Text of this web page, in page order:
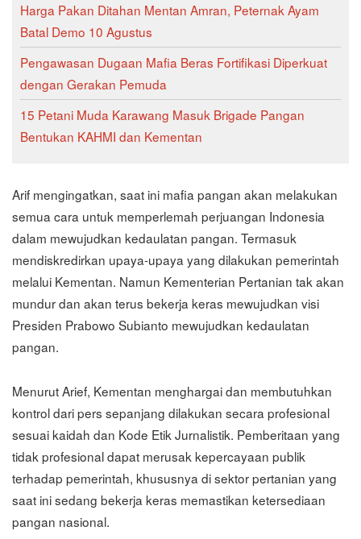
Harga Pakan Ditahan Mentan Amran, Peternak Ayam
Batal Demo 10 Agustus
Pengawasan Dugaan Mafia Beras Fortifikasi Diperkuat
dengan Gerakan Pemuda
15 Petani Muda Karawang Masuk Brigade Pangan
Bentukan KAHMI dan Kementan
Arif mengingatkan, saat ini mafia pangan akan melakukan
semua cara untuk memperlemah perjuangan Indonesia
dalam mewujudkan kedaulatan pangan. Termasuk
mendiskredirkan upaya-upaya yang dilakukan pemerintah
melalui Kementan. Namun Kementerian Pertanian tak akan
mundur dan akan terus bekerja keras mewujudkan visi
Presiden Prabowo Subianto mewujudkan kedaulatan
pangan.
Menurut Arief, Kementan menghargai dan membutuhkan
kontrol dari pers sepanjang dilakukan secara profesional
sesuai kaidah dan Kode Etik Jurnalistik. Pemberitaan yang
tidak profesional dapat merusak kepercayaan publik
terhadap pemerintah, khususnya di sektor pertanian yang
saat ini sedang bekerja keras memastikan ketersediaan
pangan nasional.